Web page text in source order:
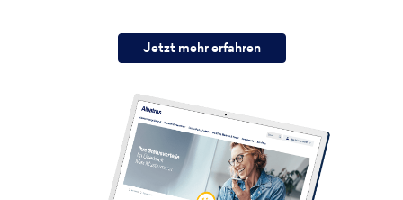
Jetzt mehr erfahren